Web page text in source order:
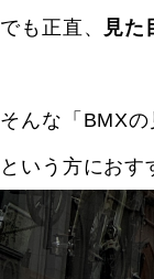
でも正直、 見た
そんな「BMXの
という方におす